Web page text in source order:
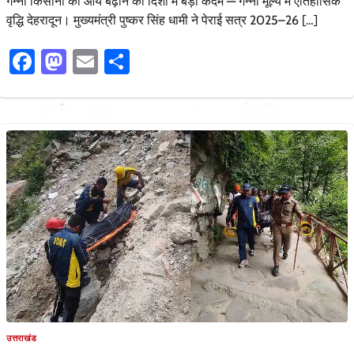
वृद्धि देहरादून। मुख्यमंत्री पुष्कर सिंह धामी ने पेराई सत्र 2025–26 […]
Facebook
Mastodon
Email
उत्तराखंड